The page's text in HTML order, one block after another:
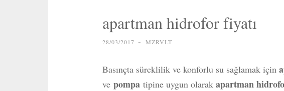
apartman hidrofor fiyatı
28/03/2017 ~ MZRVLT
Basınçta süreklilik ve konforlu su sağlamak için
ve pompatipine uygun olarak apartman